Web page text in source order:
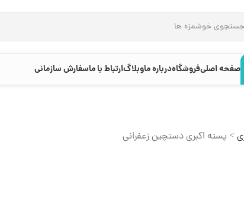
صفحه اصلیفروشگاهدرباره ماوبلاگارتباط با ماسفارش سازمانی
> پسته اکبری دستچین زعفرانی